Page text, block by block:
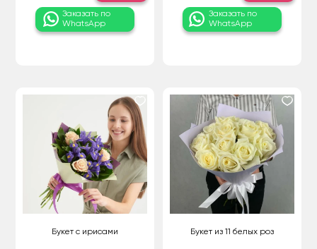
Заказать по
WhatsApp
Заказать по
WhatsApp
Букет с ирисами Букет из 11 белых роз